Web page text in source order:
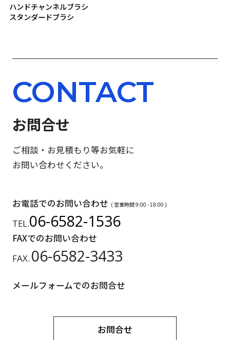
ハンドチャンネルブラシ
スタンダードブラシ
CONTACT
お問合せ
ご相談・お見積もり等お気軽に
お問い合わせください。
お電話でのお問い合わせ ( 営業時間 9:00 - 18:00 )
TEL.06-6582-1536
FAXでのお問い合わせ
FAX. 06-6582-3433
メールフォームでのお問合せ
お問合せ